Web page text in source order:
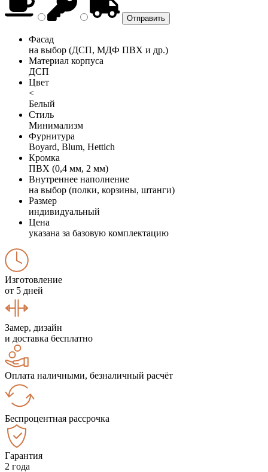
Фасад
на выбор (ДСП, МДФ ПВХ и др.)
Материал корпуса
ДСП
Цвет
<
Белый
Стиль
Минимализм
Фурнитура
Boyard, Blum, Hettich
Кромка
ПВХ (0,4 мм, 2 мм)
Внутреннее наполнение
на выбор (полки, корзины, штанги)
Размер
индивидуальный
Цена
указана за базовую комплектацию
Изготовление
от 5 дней
Замер, дизайн
и доставка бесплатно
Оплата наличными, безналичный расчёт
Беспроцентная рассрочка
Гарантия
2 года